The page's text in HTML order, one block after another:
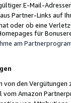
E-Mail-
Partner-Links auf
oder ob eine
für
am
den
vom Amazon